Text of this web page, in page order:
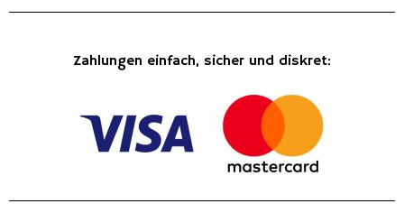
Zahlungen einfach, sicher und diskret: